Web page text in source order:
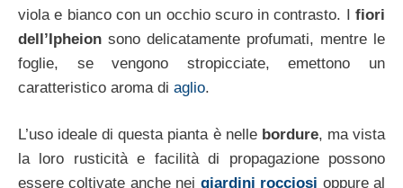
viola e bianco con un occhio scuro in contrasto. I fiori
dell’Ipheion sono delicatamente profumati, mentre le
foglie, se vengono stropicciate, emettono un
caratteristico aroma di aglio.
L’uso ideale di questa pianta è nelle bordure, ma vista
la loro rusticità e facilità di propagazione possono
essere coltivate anche nei giardini rocciosi oppure al